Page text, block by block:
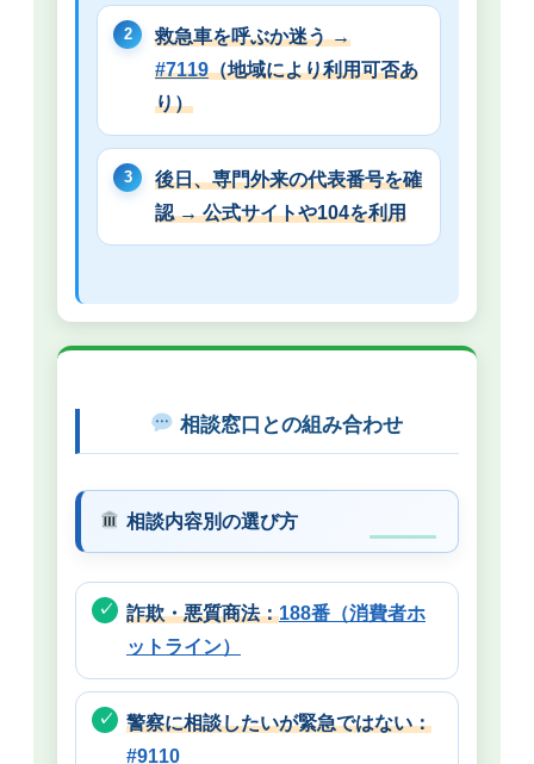
救急車を呼ぶか迷う →
#7119（地域により利用可否あ
り）
後日、専門外来の代表番号を確
認 → 公式サイトや104を利用
相談窓口との組み合わせ
相談内容別の選び方
詐欺・悪質商法：188番（消費者ホ
ットライン）
警察に相談したいが緊急ではない：
#9110